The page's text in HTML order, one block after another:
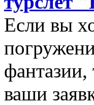
Если вы
фантазии,
ваши